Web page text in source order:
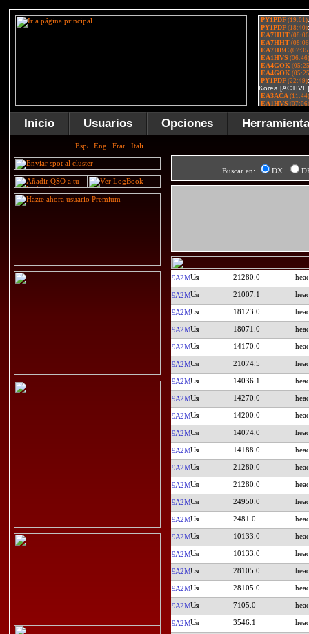
Inicio Usuarios Opciones
Buscar en: DX
9A2M 21280.0
9A2M 21007.1
9A2M 18123.0
9A2M 18071.0
9A2M 14170.0
9A2M 21074.5
9A2M 14036.1
9A2M 14270.0
9A2M 14200.0
9A2M 14074.0
9A2M 14188.0
9A2M 21280.0
9A2M 21280.0
9A2M 24950.0
9A2M 2481.0
9A2M 10133.0
9A2M 10133.0
9A2M 28105.0
9A2M 28105.0
9A2M 7105.0
9A2M 3546.1